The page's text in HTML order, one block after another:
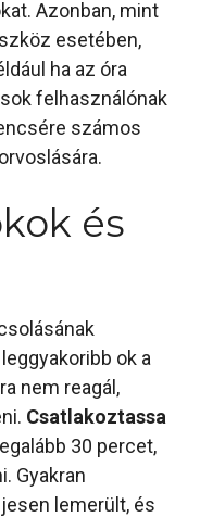
Azonban, mint
esetében,
ha az óra
felhasználónak
számos
és
ok a
nem reagál,
Csatlakoztassa
30 percet,
Gyakran
lemerült, és